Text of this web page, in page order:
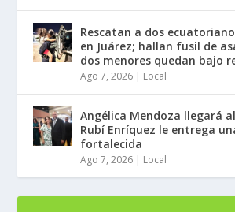
Rescatan a dos
en Juárez; hallan fusil de
dos menores quedan bajo
Ago 7, 2026 | Local
Angélica Mendoza llegará
Rubí Enríquez le entrega
fortalecida
Ago 7, 2026 | Local